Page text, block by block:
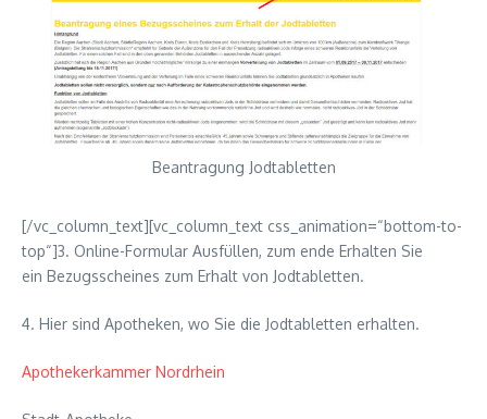
Beantragung Jodtabletten
[/vc_column_text][vc_column_text css_animation=“bottom-to-
top“]3. Online-Formular Ausfüllen, zum ende Erhalten Sie
ein Bezugsscheines zum Erhalt von Jodtabletten.
4. Hier sind Apotheken, wo Sie die Jodtabletten erhalten.
Apothekerkammer Nordrhein